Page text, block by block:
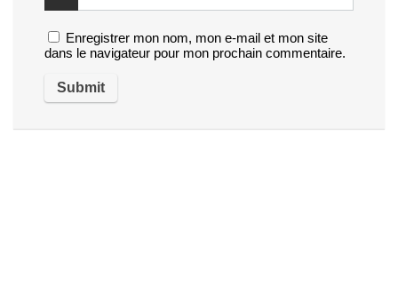
Enregistrer mon nom, mon e-mail et mon site
dans le navigateur pour mon prochain commentaire.